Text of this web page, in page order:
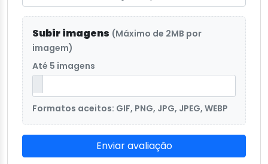
Subir imagens (Máximo de 2MB por
imagem)
Até 5 imagens
Formatos aceitos: GIF, PNG, JPG, JPEG, WEBP
Enviar avaliação